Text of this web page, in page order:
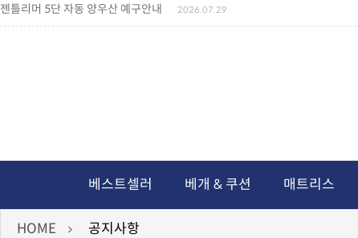
젠틀리머 5단 자동 양우산 예구안내 2026.07.29
젠틀리머 메모리제품 가격인상 안내 2026.07.27
독서쿠션 2차 예구안내 2026.08.04
베스트셀러 베개 & 쿠션 매트리스
HOME 공지사항